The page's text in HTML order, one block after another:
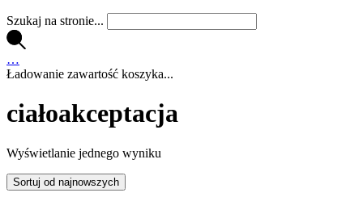
Szukaj na stronie...
…
Ładowanie zawartość koszyka...
ciałoakceptacja
Wyświetlanie jednego wyniku
Sortuj od najnowszych